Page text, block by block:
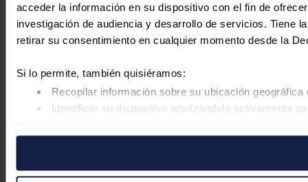
acceder la información en su dispositivo con el fin de
investigación de audiencia y desarrollo de servicios. Tiene
retirar su consentimiento en cualquier momento desde la
Si lo permite, también quisiéramos:
Recopilar información sobre su ubicación
Identificar su dispositivo analizándolo activamente
Las cookies de este sitio web se usan para personalizar el